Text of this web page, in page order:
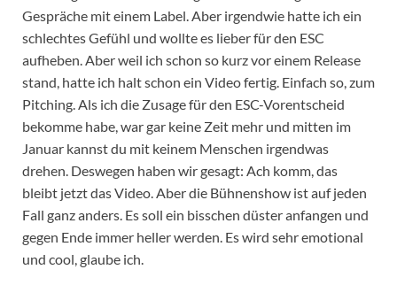
Gespräche mit einem Label. Aber irgendwie hatte ich ein
schlechtes Gefühl und wollte es lieber für den ESC
aufheben. Aber weil ich schon so kurz vor einem Release
stand, hatte ich halt schon ein Video fertig. Einfach so, zum
Pitching. Als ich die Zusage für den ESC-Vorentscheid
bekomme habe, war gar keine Zeit mehr und mitten im
Januar kannst du mit keinem Menschen irgendwas
drehen. Deswegen haben wir gesagt: Ach komm, das
bleibt jetzt das Video. Aber die Bühnenshow ist auf jeden
Fall ganz anders. Es soll ein bisschen düster anfangen und
gegen Ende immer heller werden. Es wird sehr emotional
und cool, glaube ich.